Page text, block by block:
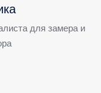
для замера и